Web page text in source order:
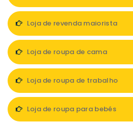
Loja de revenda maiorista
Loja de roupa de cama
Loja de roupa de trabalho
Loja de roupa para bebés